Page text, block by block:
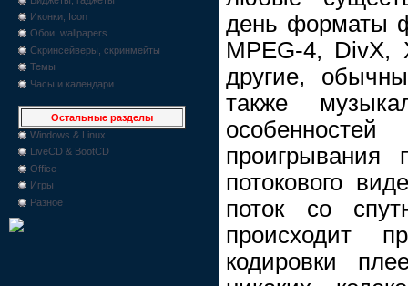
Иконки, Icon
Обои, wallpapers
Скринсейверы, скринмейты
Темы
Часы и календари
Остальные разделы
Windows & Linux
LiveCD & BootCD
Office
Игры
Разное
день форматы
MPEG-4, DivX,
другие,
также
проигрывания
потокового
поток со
происходит
кодировки